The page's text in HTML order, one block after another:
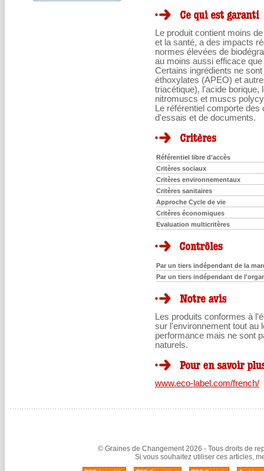
Le produit contient moins
et la santé, a des impacts
normes élevées de
au moins aussi efficace
Certains ingrédients ne
éthoxylates (APEO) et
triacétique), l'acide borique,
nitromuscs et muscs
Le référentiel comporte
d'essais et de documents.
Référentiel libre d’accès
Critères sociaux
Critères environnementaux
Critères sanitaires
Approche Cycle de vie
Critères économiques
Evaluation multicritères
Par un tiers indépendant de la
Par un tiers indépendant de
Les produits conformes à
sur l'environnement tout au
performance mais ne sont
naturels.
www.eco-label.com/french/
© Graines de Changement 2026 - Tous droits de
Si vous souhaitez utiliser ces articles,